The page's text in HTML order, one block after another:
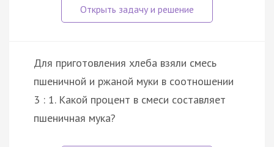
Для приготовления хлеба взяли смесь
пшеничной и ржаной муки в соотношении
3 : 1. Какой процент в смеси составляет
пшеничная мука?